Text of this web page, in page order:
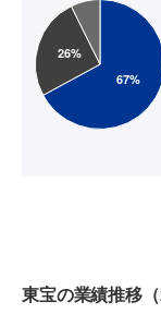
東宝の業績推移